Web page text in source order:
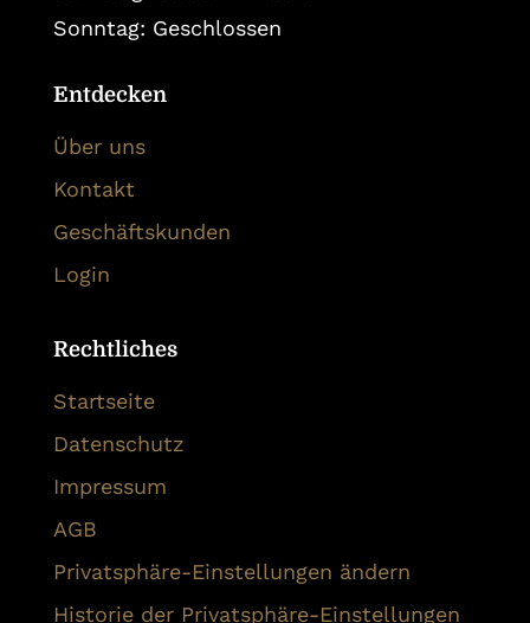
Sonntag: Geschlossen
Entdecken
Über uns
Kontakt
Geschäftskunden
Login
Rechtliches
Startseite
Datenschutz
Impressum
AGB
Privatsphäre-Einstellungen ändern
Historie der Privatsphäre-Einstellungen